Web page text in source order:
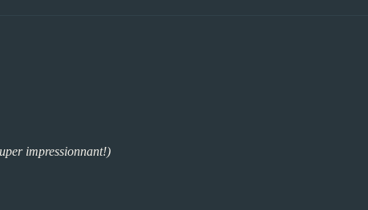
impressionnant!)